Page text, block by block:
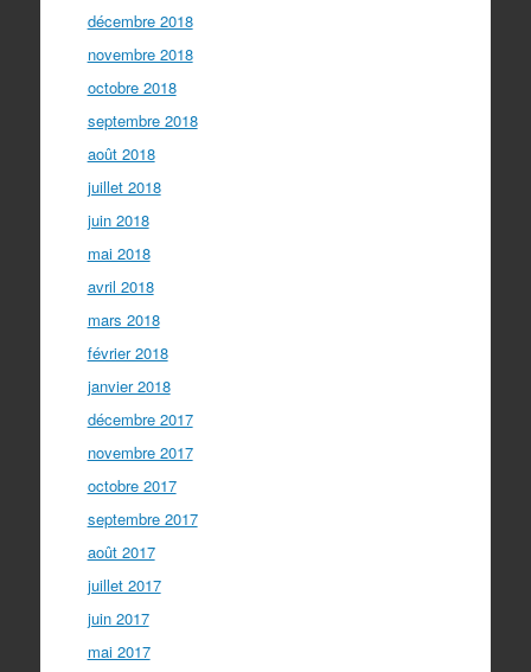
décembre 2018
novembre 2018
octobre 2018
septembre 2018
août 2018
juillet 2018
juin 2018
mai 2018
avril 2018
mars 2018
février 2018
janvier 2018
décembre 2017
novembre 2017
octobre 2017
septembre 2017
août 2017
juillet 2017
juin 2017
mai 2017